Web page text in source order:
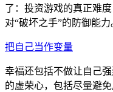
了：投资游戏的真正难
对“破坏之手”的防御能力
把自己当作变量
幸福还包括不做让自己
的虚荣心，包括尽量避